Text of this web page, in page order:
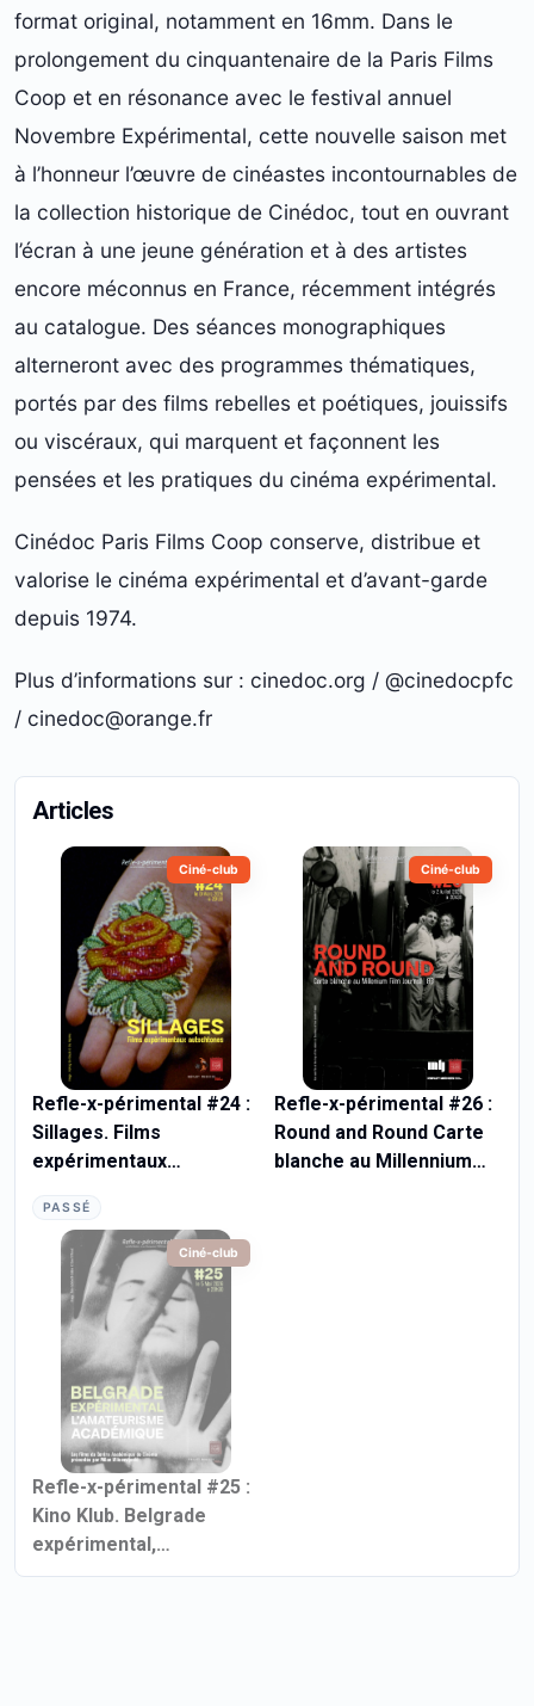
format original, notamment en 16mm. Dans le
prolongement du cinquantenaire de la Paris Films
Coop et en résonance avec le festival annuel
Novembre Expérimental, cette nouvelle saison met
à l’honneur l’œuvre de cinéastes incontournables de
la collection historique de Cinédoc, tout en ouvrant
l’écran à une jeune génération et à des artistes
encore méconnus en France, récemment intégrés
au catalogue. Des séances monographiques
alterneront avec des programmes thématiques,
portés par des films rebelles et poétiques, jouissifs
ou viscéraux, qui marquent et façonnent les
pensées et les pratiques du cinéma expérimental.
Cinédoc Paris Films Coop conserve, distribue et
valorise le cinéma expérimental et d’avant-garde
depuis 1974.
Plus d’informations sur : cinedoc.org / @cinedocpfc
/ cinedoc@orange.fr
Articles
Ciné-club
Refle-x-périmental #24 :
Sillages. Films
expérimentaux
Ciné-club
Refle-x-périmental #26 :
Round and Round Carte
blanche au Millennium
PASSÉ
Ciné-club
Refle-x-périmental #25 :
Kino Klub. Belgrade
expérimental,
l’amateurisme